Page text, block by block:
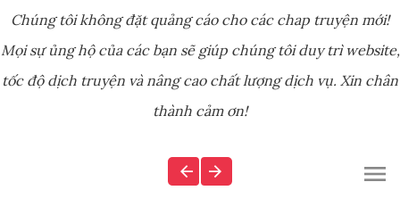
Chúng tôi không đặt quảng cáo cho các chap truyện mới!
Mọi sự ủng hộ của các bạn sẽ giúp chúng tôi duy trì website,
tốc độ dịch truyện và nâng cao chất lượng dịch vụ. Xin chân
thành cảm ơn!